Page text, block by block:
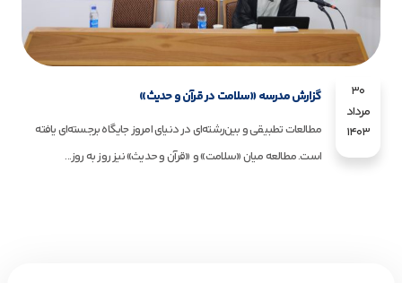
30
مرداد
1403
گزارش مدرسه «سلامت در قرآن و حدیث»
مطالعات تطبیقی و بین‌رشته‌ای در دنیای امروز جایگاه برجسته‌ای یافته
است. مطالعه میان «سلامت» و «قرآن و حدیث» نیز روز به روز...